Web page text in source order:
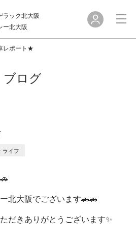
ラック北大阪
ー北大阪
レポート★
ブログ
ライフ
北大阪でございます🚗🚗
だきありがとうございます✨